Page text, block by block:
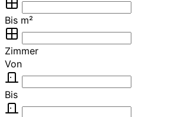
Bis m²
Zimmer
Von
Bis